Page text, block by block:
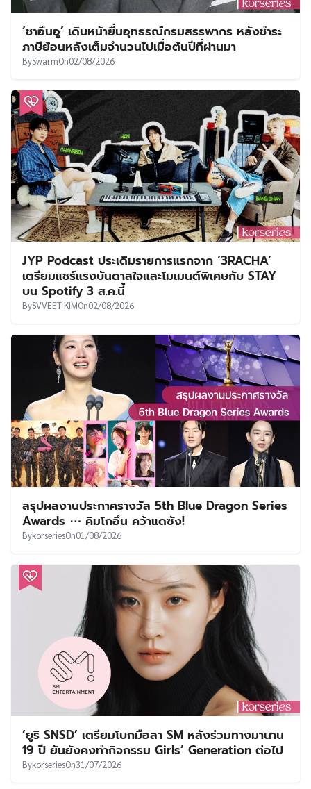
‘ชาอึนอู’ เดินหน้ายื่นอุทธรณ์กรมสรรพากร หลังชำระ
ภาษีย้อนหลังเต็มจำนวนไปเมื่อต้นปีที่ผ่านมา
BySwarmOn02/08/2026
JYP Podcast ประเดิมรายการแรกจาก ‘3RACHA’
เตรียมแชร์แรงบันดาลใจและโมเมนต์พิเศษกับ STAY
บน Spotify 3 ส.ค.นี้
BySVVEET KIMOn02/08/2026
สรุปผลงานประกาศรางวัล 5th Blue Dragon Series
Awards ⋯ คิมโกอึน คว้าแดซัง!
BykorseriesOn01/08/2026
‘ยูริ SNSD’ เตรียมโบกมือลา SM หลังร่วมทางมานาน
19 ปี ยันยังคงทำกิจกรรม Girls’ Generation ต่อไป
BykorseriesOn31/07/2026